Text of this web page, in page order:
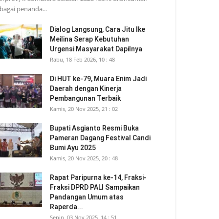
penanda...
Dialog Langsung, Cara Jitu Ike
Meilina Serap Kebutuhan
Urgensi Masyarakat Dapilnya
Rabu, 18 Feb 2026, 10 : 48
Di HUT ke-79, Muara Enim Jadi
Daerah dengan Kinerja
Pembangunan Terbaik
Kamis, 20 Nov 2025, 21 : 02
Bupati Asgianto Resmi Buka
Pameran Dagang Festival Candi
Bumi Ayu 2025
Kamis, 20 Nov 2025, 20 : 48
Rapat Paripurna ke-14, Fraksi-
Fraksi DPRD PALI Sampaikan
Pandangan Umum atas
Raperda...
Senin, 03 Nov 2025, 14 : 51